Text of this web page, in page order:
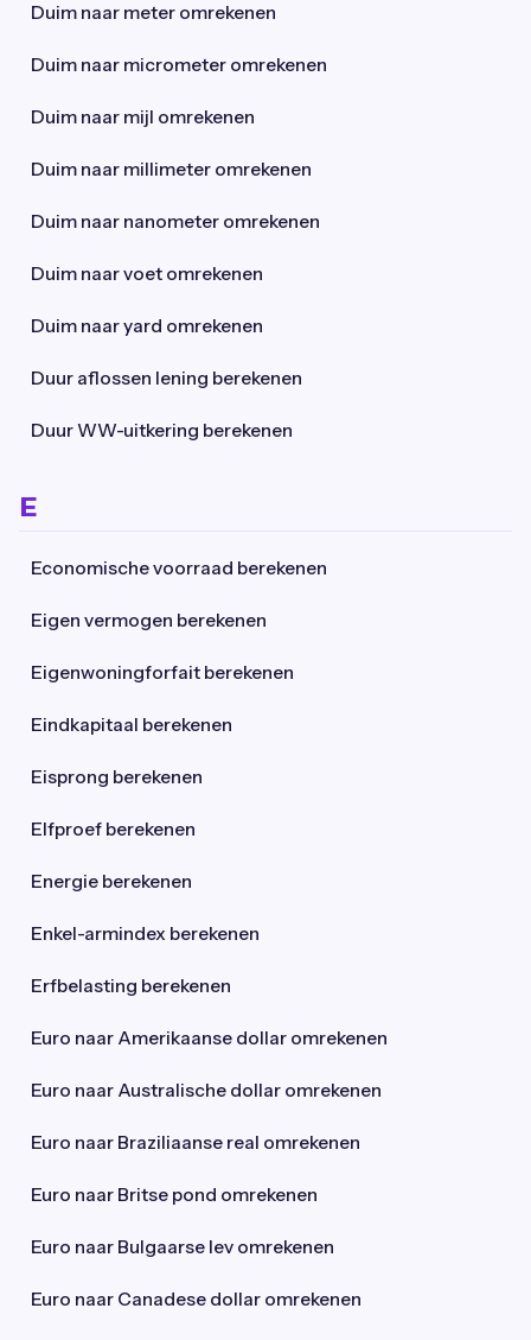
Duim naar meter omrekenen
Duim naar micrometer omrekenen
Duim naar mijl omrekenen
Duim naar millimeter omrekenen
Duim naar nanometer omrekenen
Duim naar voet omrekenen
Duim naar yard omrekenen
Duur aflossen lening berekenen
Duur WW-uitkering berekenen
E
Economische voorraad berekenen
Eigen vermogen berekenen
Eigenwoningforfait berekenen
Eindkapitaal berekenen
Eisprong berekenen
Elfproef berekenen
Energie berekenen
Enkel-armindex berekenen
Erfbelasting berekenen
Euro naar Amerikaanse dollar omrekenen
Euro naar Australische dollar omrekenen
Euro naar Braziliaanse real omrekenen
Euro naar Britse pond omrekenen
Euro naar Bulgaarse lev omrekenen
Euro naar Canadese dollar omrekenen